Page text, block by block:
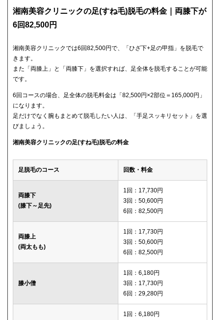
湘南美容クリニックの足(すね毛)脱毛の料金｜両膝下が
6回82,500円
湘南美容クリニックでは6回82,500円で、「ひざ下+足の甲指」を脱毛で
きます。
また「両膝上」と「両膝下」を選択すれば、足全体を脱毛することが可能
です。
6回コースの場合、足全体の脱毛料金は「82,500円×2部位＝165,000円」
になります。
足だけでなく腕もまとめて脱毛したい人は、「手足スッキリセット」を選
びましょう。
湘南美容クリニックの足(すね毛)脱毛の料金
足脱毛のコース 回数・料金
両膝下
(膝下～足先)
1回：17,730円
3回：50,600円
6回：82,500円
両膝上
(両太もも)
1回：17,730円
3回：50,600円
6回：82,500円
膝小僧
1回：6,180円
3回：17,730円
6回：29,280円
1回：6,180円